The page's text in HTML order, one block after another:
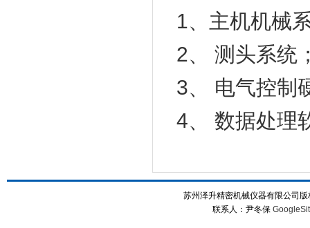
1、主机机械
2、 测头系统
3、 电气控制
4、 数据处理
苏州泽升精密机械仪器有限公司
联系人：尹冬保